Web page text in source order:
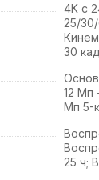
4K с
25/
30
12 Мп
Мп 5-
25 ч;